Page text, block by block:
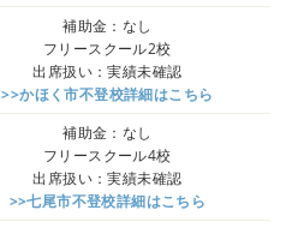
補助金：なし
フリースクール2校
出席扱い：実績未確認
>>かほく市不登校詳細はこちら
補助金：なし
フリースクール4校
出席扱い：実績未確認
>>七尾市不登校詳細はこちら